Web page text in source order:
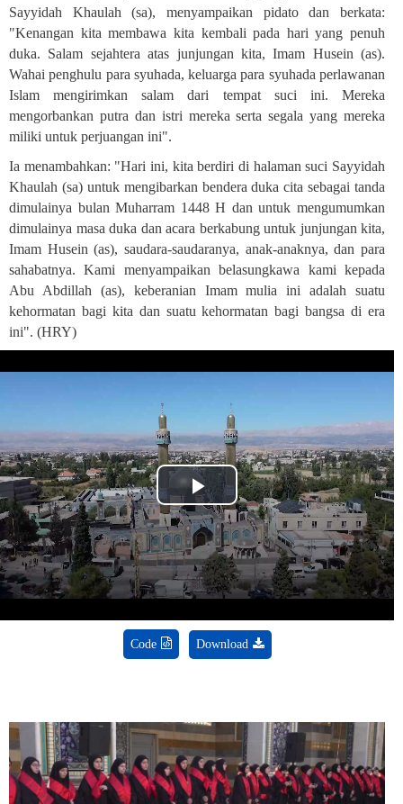
Sayyidah Khaulah (sa), menyampaikan pidato dan berkata:
"Kenangan kita membawa kita kembali pada hari yang penuh
duka. Salam sejahtera atas junjungan kita, Imam Husein (as).
Wahai penghulu para syuhada, keluarga para syuhada perlawanan
Islam mengirimkan salam dari tempat suci ini. Mereka
mengorbankan putra dan istri mereka serta segala yang mereka
miliki untuk perjuangan ini."
Ia menambahkan: "Hari ini, kita berdiri di halaman suci Sayyidah
Khaulah (sa) untuk mengibarkan bendera duka cita sebagai tanda
dimulainya bulan Muharram 1448 H dan untuk mengumumkan
dimulainya masa duka dan acara berkabung untuk junjungan kita,
Imam Husein (as), saudara-saudaranya, anak-anaknya, dan para
sahabatnya. Kami menyampaikan belasungkawa kami kepada
Abu Abdillah (as), keberanian Imam mulia ini adalah suatu
kehormatan bagi kita dan suatu kehormatan bagi bangsa di era
ini." (HRY)
Play
Video
Code Download